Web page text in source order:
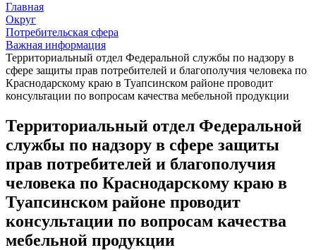
Главная
Округ
Потребительская сфера
Важная информация
Территориальный отдел Федеральной службы по надзору в
сфере защиты прав потребителей и благополучия человека по
Краснодарскому краю в Туапсинском районе проводит
консультации по вопросам качества мебельной продукции
Территориальный отдел Федеральной
службы по надзору в сфере защиты
прав потребителей и благополучия
человека по Краснодарскому краю в
Туапсинском районе проводит
консультации по вопросам качества
мебельной продукции